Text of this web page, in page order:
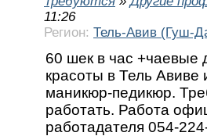
11:26
Регион: Тель-Авив (Гуш-
60 шек в час +чаевые
красоты в Тель
маникюр-педикюр.
работать. Работа
работадателя 054-